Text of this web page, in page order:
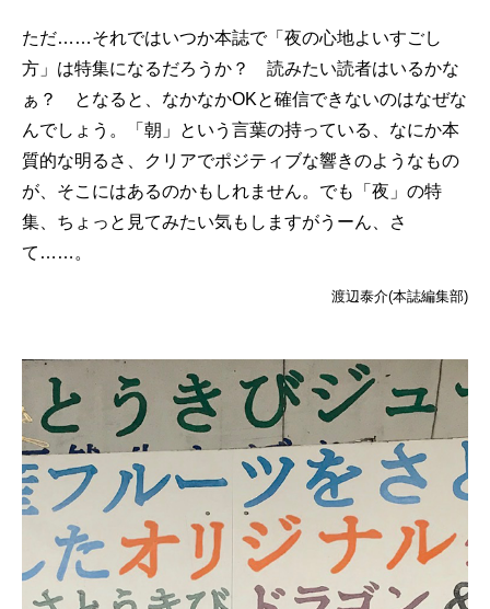
ただ……それではいつか本誌で「夜の心地よいすごし
方」は特集になるだろうか？ 読みたい読者はいるかな
ぁ？ となると、なかなかOKと確信できないのはなぜな
んでしょう。「朝」という言葉の持っている、なにか本
質的な明るさ、クリアでポジティブな響きのようなもの
が、そこにはあるのかもしれません。でも「夜」の特
集、ちょっと見てみたい気もしますがうーん、さ
て……。
渡辺泰介(本誌編集部)